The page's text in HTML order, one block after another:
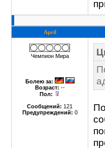
April
Чемпион Мира
Болею за:
Возраст: --
Пол:
Сообщений: 121
Предупреждений: 0